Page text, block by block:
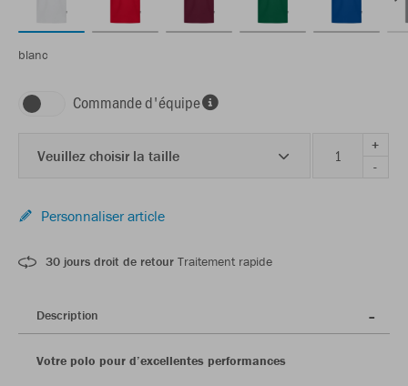
blanc
Commande d'équipe
Veuillez choisir la taille
+
-
Personnaliser article
30 jours droit de retour Traitement rapide
Description
Votre polo pour d’excellentes performances